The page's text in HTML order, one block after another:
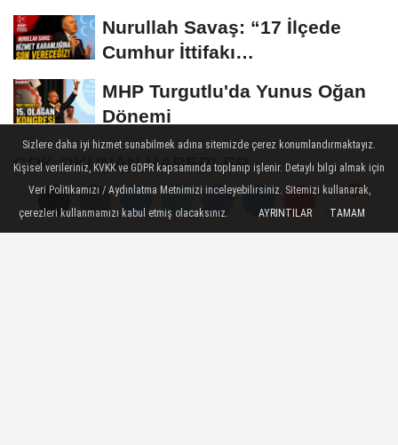
Yorumlar
Yorumlar
Nurullah Savaş: “17 İlçede
Cumhur İttifakı
MHP Turgutlu'da Yunus Oğan
Dönemi
ÇOK OKUNAN HABERLER
Turgutlu'da 12 Temmuz'da planlı
elektrik kesintisi uygulanacak
Sizlere daha iyi hizmet sunabilmek adına sitemizde çerez konumlandırmaktayız.
Kişisel verileriniz, KVKK ve GDPR kapsamında toplanıp işlenir. Detaylı bilgi almak için
Veri Politikamızı / Aydınlatma Metnimizi inceleyebilirsiniz. Sitemizi kullanarak,
çerezleri kullanmamızı kabul etmiş olacaksınız.
AYRINTILAR TAMAM